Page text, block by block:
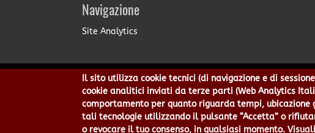
Navigazione
Site Analytics
Città Metropolitana di Genova -
Centralino 010 54991 Fax 010 5499244
Privacy| Tecnologie e
Il sito utilizza cookie tecnici (di navigazione e di
cookie analitici inviati da terze parti (Web Analytics
comportamento per quanto riguarda tempi,
tali tecnologie utilizzando il pulsante “Accetta” o
o revocare il tuo consenso, in qualsiasi momento.